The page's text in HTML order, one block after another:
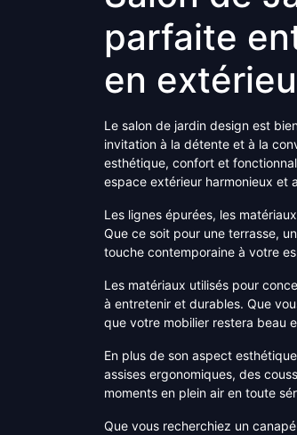
parfaite
en
Le salon de jardin design est
invitation à la détente et à la
esthétique, confort et
espace extérieur harmonieux et
Les lignes épurées, les
Que ce soit pour une terrasse,
touche contemporaine à votre
Les matériaux utilisés pour
à entretenir et durables. Que
que votre mobilier restera beau
En plus de son aspect
assises ergonomiques, des
moments en plein air en toute
Que vous recherchiez un